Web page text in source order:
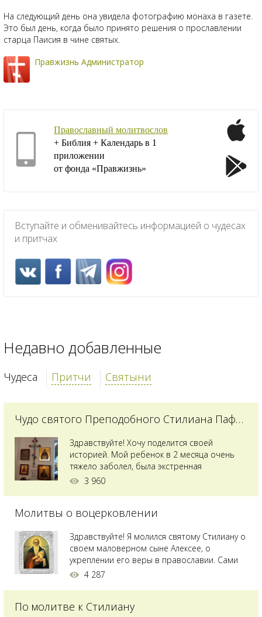
На следующий день она увидела фотографию монаха в газете.
Это был день, когда было принято решения о прославлении
старца Паисия в чине святых.
Правжизнь Администратор
Православный молитвослов
+ Библия + Календарь в 1
приложении
от фонда «Правжизнь»
Вступайте и обменивайтесь информацией о чудесах
и притчах
Недавно добавленные
Чудеса Притчи Святыни
Чудо святого Преподобного Стилиана Пафлагонского
Здравствуйте! Хочу поделится своей
историей. Мой ребенок в 2 месяца очень
тяжело заболел, была экстренная
сложнейшая операция, состояние после
святого Владимира я увидела незнакомую
позже прочитав про него, узнала про
Преподобного...
3 960
Молитвы о воцерковлении
Здравствуйте! Я молился святому Стилиану о
своем маловерном сыне Алексее, о
укреплении его веры в православии. Сами
мы с супругой воцерковлены. Через год
вершину. Приложились к множеству святынь
4 287
По молитве к Стилиану